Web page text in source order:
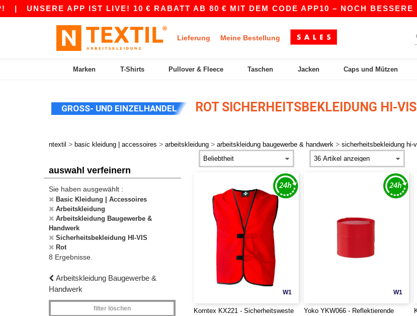
UNSERE APP IST LIVE! 10 € RABATT AB 80 € MIT DEM CODE APP10 – NOCH BESSERE
Lieferung Meine Bestellung
Marken T-Shirts Pullover & Fleece Taschen Jacken Caps und Mützen
GROSS- UND EINZELHANDEL ROT SICHERHEITSBEKLEIDUNG HI-
ntextil > basic kleidung | accessoires > arbeitskleidung > arbeitskleidung baugewerbe & handwerk > sicherheitsbekleidung hi-
auswahl verfeinern
Sie haben ausgewählt :
Basic Kleidung | Accessoires
Arbeitskleidung
Arbeitskleidung Baugewerbe &
Handwerk
Sicherheitsbekleidung HI-VIS
Rot
8 Ergebnisse.
Arbeitskleidung Baugewerbe &
Handwerk
filter löschen
W1
Korntex KX221 - Sicherheitsweste
W1
Yoko YKW066 - Reflektierende